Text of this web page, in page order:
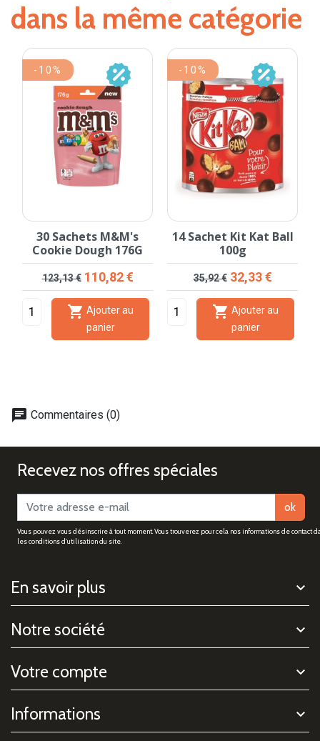
dans la même catégorie
30 Sachets M&M's
Cookie Dough 176G
Prix de base
123,13 € Prix
110,82 €
 Ajouter au
panier
-10%
14 Sachet Kit Kat Ball
100g
Prix de base
35,92 € Prix
32,33 €
 Ajouter au
panier
-10%
chat Commentaires (0)
Recevez nos offres spéciales
ok
Vous pouvez vous désinscrire à tout moment. Vous trouverez pour cela nos informations de contact
les conditions d'utilisation du site.
En savoir plus
Notre société
Votre compte
Informations